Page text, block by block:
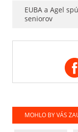
EUBA a Agel
seniorov
MOHLO BY VÁS